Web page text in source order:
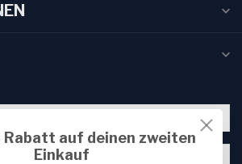
Rabatt auf deinen zweiten
Einkauf